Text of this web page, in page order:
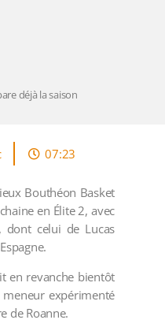
déjà la saison
07:23
Bouthéon Basket
en Élite 2, avec
dont celui de Lucas
en revanche bientôt
expérimenté
de Roanne.